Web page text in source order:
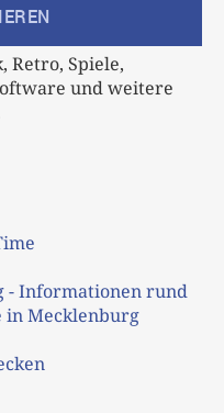
Retro, Spiele,
und weitere
- Informationen rund
in Mecklenburg